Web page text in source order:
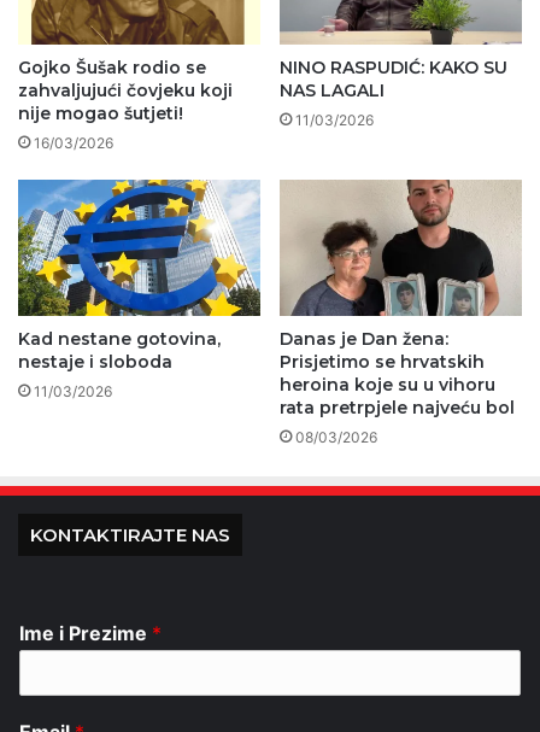
Gojko Šušak rodio se
zahvaljujući čovjeku koji
nije mogao šutjeti!
16/03/2026
NINO RASPUDIĆ: KAKO SU
NAS LAGALI
11/03/2026
Kad nestane gotovina,
nestaje i sloboda
11/03/2026
Danas je Dan žena:
Prisjetimo se hrvatskih
heroina koje su u vihoru
rata pretrpjele najveću bol
08/03/2026
KONTAKTIRAJTE NAS
Ime i Prezime *